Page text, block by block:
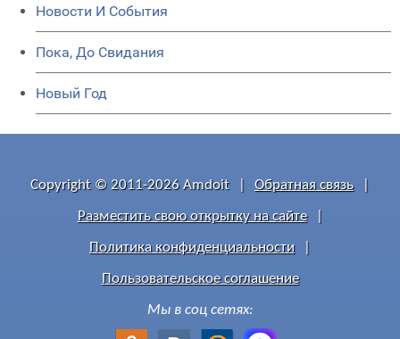
Новости И События
Пока, До Свидания
Новый Год
Copyright © 2011-2026 Amdoit Обратная связь
Разместить свою открытку на сайте
Политика конфиденциальности
Пользовательское соглашение
Мы в соц сетях: